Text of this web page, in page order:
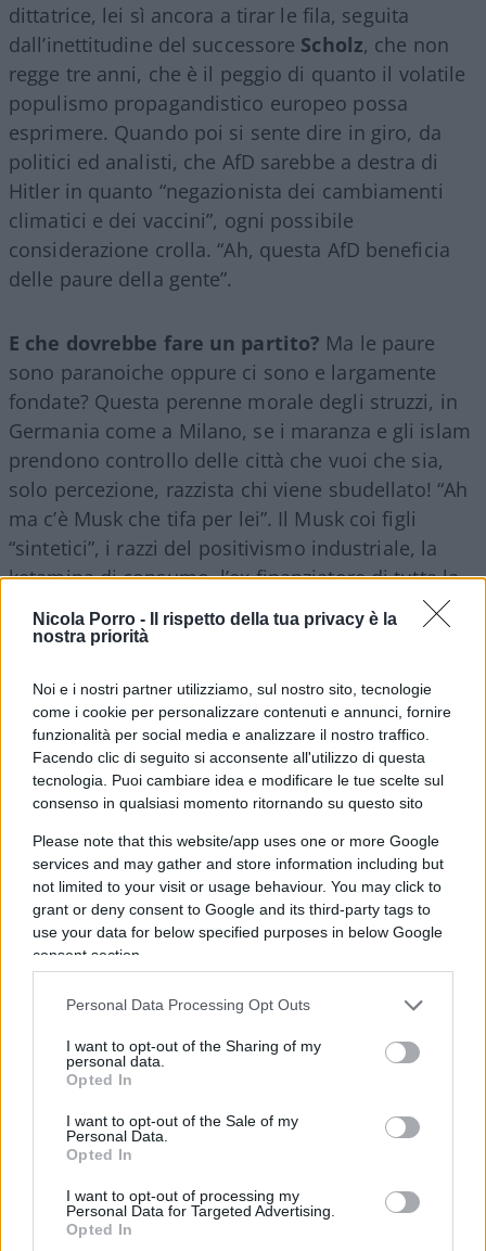
Nicola Porro -
Il rispetto della tua privacy è la
nostra priorità
Noi e i nostri partner utilizziamo, sul nostro sito, tecnologie
come i cookie per personalizzare contenuti e annunci, fornire
funzionalità per social media e analizzare il nostro traffico.
Facendo clic di seguito si acconsente all'utilizzo di questa
tecnologia. Puoi cambiare idea e modificare le tue scelte sul
consenso in qualsiasi momento ritornando su questo sito
Please note that this website/app uses one or more Google
services and may gather and store information including but
not limited to your visit or usage behaviour. You may click to
grant or deny consent to Google and its third-party tags to
use your data for below specified purposes in below Google
consent section.
Personal Data Processing Opt Outs
I want to opt-out of the Sharing of my
personal data.
Opted In
I want to opt-out of the Sale of my
Personal Data.
Opted In
I want to opt-out of processing my
Personal Data for Targeted Advertising.
Opted In
dittatrice, lei sì ancora a tirar le fila, seguita
dall’inettitudine del successore Scholz, che non
regge tre anni, che è il peggio di quanto il volatile
populismo propagandistico europeo possa
esprimere. Quando poi si sente dire in giro, da
politici ed analisti, che AfD sarebbe a destra di
Hitler in quanto “negazionista dei cambiamenti
climatici e dei vaccini”, ogni possibile
considerazione crolla. “Ah, questa AfD beneficia
delle paure della gente”.
E che dovrebbe fare un partito? Ma le paure
sono paranoiche oppure ci sono e largamente
fondate? Questa perenne morale degli struzzi, in
Germania come a Milano, se i maranza e gli islam
prendono controllo delle città che vuoi che sia,
solo percezione, razzista chi viene sbudellato! “Ah
ma c’è Musk che tifa per lei”. Il Musk coi figli
“sintetici”, i razzi del positivismo industriale, la
ketamina di consumo, l’ex finanziatore di tutta la
galassia Dem che in quanto tale era benvenuto
come un Messia ma adesso è peggio di un
corso e fa “il saluto nazista”.
Ecco, qui, a parte l’inconsistenza dei pretesti, c’è
un bel cortocircuito sul quale ancora poco si
parla. Perché conviene tenerlo sommerso.Musk
campione del neo o post nazismo, pur con le
catene di Jackob Marley degli stilemi del
progressismo laico, e allo stesso modo questa
Alice marchiata coi tratti del paleonazismo
magico; ma è una femmina, una lesbica che vive
minimo, c’è da concludere che tutti i parametri di
esperienza sono stati rimescolati e infine travolti.
Musk e Wiedel sono, in contesti diversi, due
anarcoidi, lui più pragmatico opportunista, lei sul
fanatico opportunistico, che però ricordano se
mai due schegge anarcoidi più o meno impazzite:
non si nascondono – il supermiliardario non ne ha